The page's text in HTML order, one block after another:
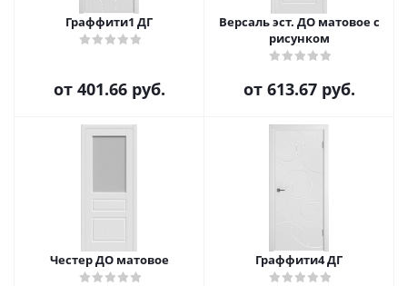
Граффити1 ДГ
от 401.66 руб.
Версаль эст. ДО матовое с
рисунком
от 613.67 руб.
Честер ДО матовое Граффити4 ДГ